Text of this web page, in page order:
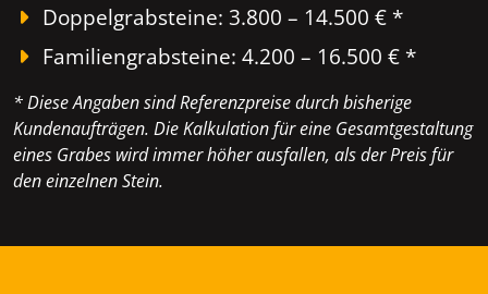
Doppelgrabsteine: 3.800 – 14.500 € *
Familiengrabsteine: 4.200 – 16.500 € *
* Diese Angaben sind Referenzpreise durch bisherige
Kundenaufträgen. Die Kalkulation für eine Gesamtgestaltung
eines Grabes wird immer höher ausfallen, als der Preis für
den einzelnen Stein.